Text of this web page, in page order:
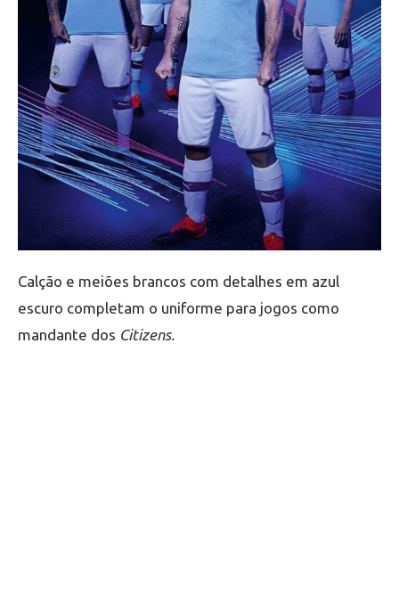
Calção e meiões brancos com detalhes em azul
escuro completam o uniforme para jogos como
mandante dos Citizens.